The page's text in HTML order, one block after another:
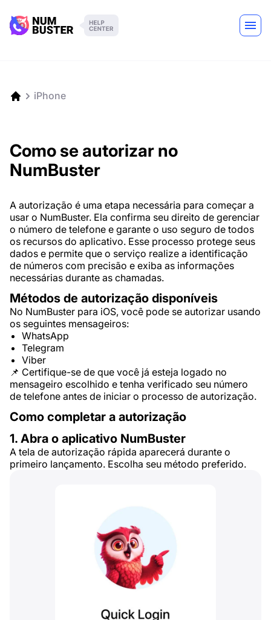
iPhone
Como se autorizar no
NumBuster
A autorização é uma etapa necessária para começar a
usar o NumBuster. Ela confirma seu direito de gerenciar
o número de telefone e garante o uso seguro de todos
os recursos do aplicativo. Esse processo protege seus
dados e permite que o serviço realize a identificação
de números com precisão e exiba as informações
necessárias durante as chamadas.
Métodos de autorização disponíveis
No NumBuster para iOS, você pode se autorizar usando
os seguintes mensageiros:
WhatsApp
Telegram
Viber
📌 Certifique-se de que você já esteja logado no
mensageiro escolhido e tenha verificado seu número
de telefone antes de iniciar o processo de autorização.
Como completar a autorização
1. Abra o aplicativo NumBuster
A tela de autorização rápida aparecerá durante o
primeiro lançamento. Escolha seu método preferido.